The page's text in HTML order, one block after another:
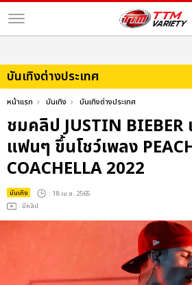
บันเทิงต่างประเทศ
หน้าแรก บันเทิง บันเทิงต่างประเทศ
ชมคลิป JUSTIN BIEBER
แฟนๆ ขึ้นโชว์เพลง
COACHELLA 2022
บันเทิง : 18 เม.ย. 2565
: มีคลิป